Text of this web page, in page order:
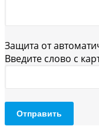
Защита от
Введите слово с
Отправить